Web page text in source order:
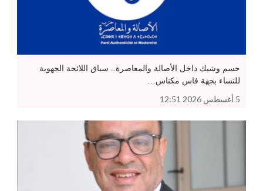
حسم وشيك داخل الأصالة والمعاصرة.. سباق اللائحة الجهوية
للنساء بجهة فاس مكناس…
5 أغسطس 2026 12:51